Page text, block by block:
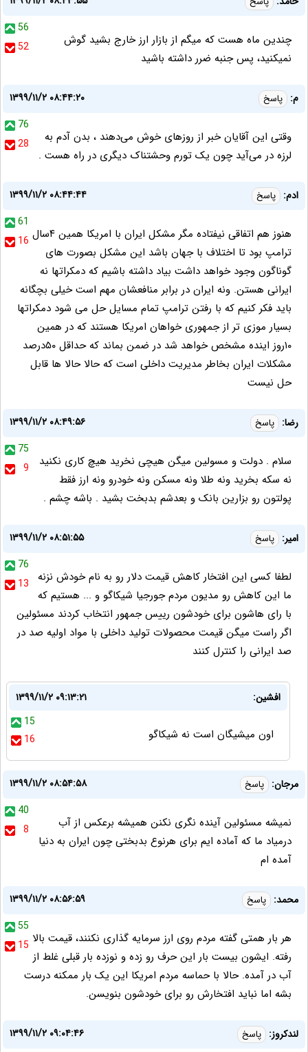
56
52
چندین ماه هست که میگم از بازار ارز خارج بشید گوش
نمیکنید، پس جنبه ضرر داشته باشید
م: پاسخ
۱۳۹۹/۱۱/۲ ۰۸:۴۴:۲۰
76
28
وقتی این آقایان خبر از روزهای خوش می‌دهند ، بدن آدم به
لرزه در می‌آید چون یک تورم وحشتناک دیگری در راه هست .
ادم: پاسخ
۱۳۹۹/۱۱/۲ ۰۸:۴۴:۴۴
61
16 هنوز هم اتفاقی نیفتاده مگر مشکل ایران با امریکا همین ۴سال
ترامپ بود تا اختلاف با جهان باشد این مشکل بصورت های
گوناگون وجود خواهد داشت بیاد داشته باشیم که دمکراتها نه
ایرانی هستن. ونه ایران در برابر منافعشان مهم است خیلی بچگانه
باید فکر کنیم که با رفتن ترامپ تمام مسایل حل می شود دمکراتها
بسیار موزی تر از جمهوری خواهان امریکا هستند که در همین
۱۰روز اینده مشخص خواهد شد در ضمن بماند که حداقل ۵۰درصد
مشکلات ایران بخاطر مدیریت داخلی است که حالا حالا ها قابل
حل نیست
رضا: پاسخ
۱۳۹۹/۱۱/۲ ۰۸:۴۹:۵۶
75
9
سلام . دولت و مسولین میگن هیچی نخرید هیچ کاری نکنید
نه سکه بخرید ونه طلا ونه مسکن ونه خودرو ونه ارز فقط
پولتون رو بزارین بانک و بعدشم بدبخت بشید . باشه چشم .
امیر: پاسخ
۱۳۹۹/۱۱/۲ ۰۸:۵۱:۵۵
76
13
لطفا کسی این افتخار کاهش قیمت دلار رو به نام خودش نزنه
ما این کاهش رو مدیون مردم جورجیا شیکاگو و ... هستیم که
با رای هاشون برای خودشون رییس جمهور انتخاب کردند مسئولین
اگر راست میگن قیمت محصولات تولید داخلی با مواد اولیه صد در
صد ایرانی را کنترل کنند
افشین:
۱۳۹۹/۱۱/۲ ۰۹:۱۳:۲۱
15
16
اون میشیگان است نه شیکاگو
مرجان: پاسخ
۱۳۹۹/۱۱/۲ ۰۸:۵۴:۵۸
40
8
نمیشه مسئولین آینده نگری نکنن همیشه برعکس از آب
درمیاد ما که آماده ایم برای هرنوع بدبختی چون ایران به دنیا
آمده ام
محمد: پاسخ
۱۳۹۹/۱۱/۲ ۰۸:۵۶:۵۹
55
15 هر بار همتی گفته مردم روی ارز سرمایه گذاری نکنند، قیمت بالا
رفته. ایشون بیست بار این حرف رو زده و نوزده بار قبلی غلط از
آب در آمده. حالا با حماسه مردم امریکا این یک بار ممکنه درست
بشه اما نباید افتخارش رو برای خودشون بنویسن.
لندکروز: پاسخ
۱۳۹۹/۱۱/۲ ۰۹:۰۴:۴۶